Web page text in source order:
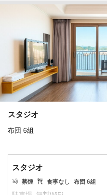
スタジオ
布団 6組
スタジオ
禁煙 食事なし 布団 6組